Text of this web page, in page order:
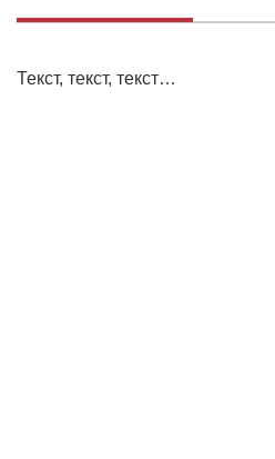
Текст, текст, текст…